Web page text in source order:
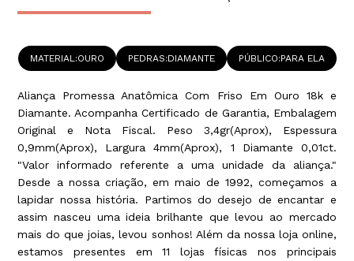
Aliança Promessa Anatômica Com Friso Em Ouro 18k e
Diamante. Acompanha Certificado de Garantia, Embalagem
Original e Nota Fiscal. Peso 3,4gr(Aprox), Espessura
0,9mm(Aprox), Largura 4mm(Aprox), 1 Diamante 0,01ct.
"Valor informado referente a uma unidade da aliança."
Desde a nossa criação, em maio de 1992, começamos a
lapidar nossa história. Partimos do desejo de encantar e
assim nasceu uma ideia brilhante que levou ao mercado
mais do que joias, levou sonhos! Além da nossa loja online,
estamos presentes em 11 lojas físicas nos principais
MATERIAL OURO PEDRAS DIAMANTE PÚBLICO PARA ELA